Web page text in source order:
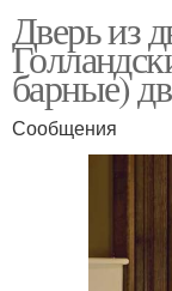
Дверь из
барные)
Сообщения